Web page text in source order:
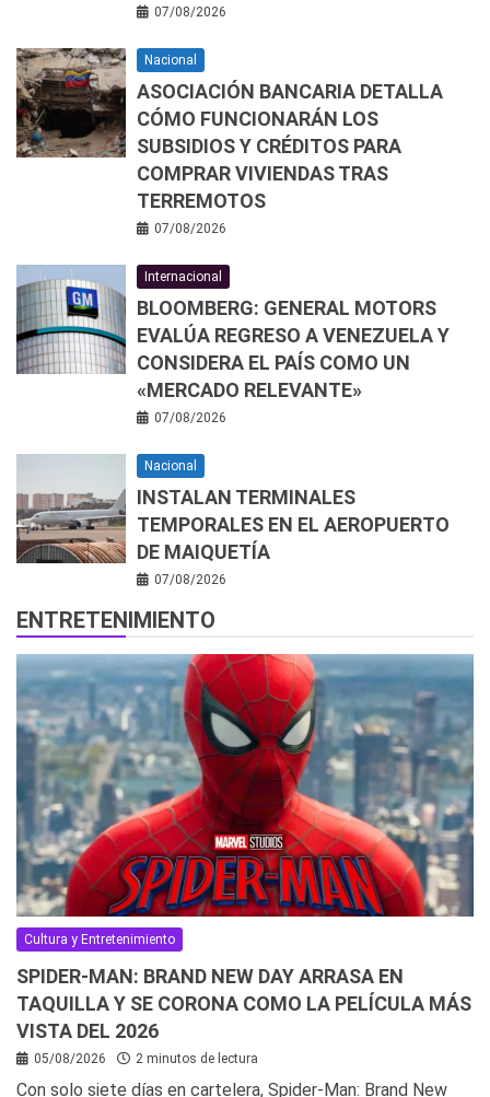
07/08/2026
Nacional
ASOCIACIÓN BANCARIA DETALLA
CÓMO FUNCIONARÁN LOS
SUBSIDIOS Y CRÉDITOS PARA
COMPRAR VIVIENDAS TRAS
TERREMOTOS
07/08/2026
Internacional
BLOOMBERG: GENERAL MOTORS
EVALÚA REGRESO A VENEZUELA Y
CONSIDERA EL PAÍS COMO UN
«MERCADO RELEVANTE»
07/08/2026
Nacional
INSTALAN TERMINALES
TEMPORALES EN EL AEROPUERTO
DE MAIQUETÍA
07/08/2026
ENTRETENIMIENTO
Cultura y Entretenimiento
SPIDER-MAN: BRAND NEW DAY ARRASA EN
TAQUILLA Y SE CORONA COMO LA PELÍCULA MÁS
VISTA DEL 2026
05/08/2026 2 minutos de lectura
Con solo siete días en cartelera, Spider-Man: Brand New